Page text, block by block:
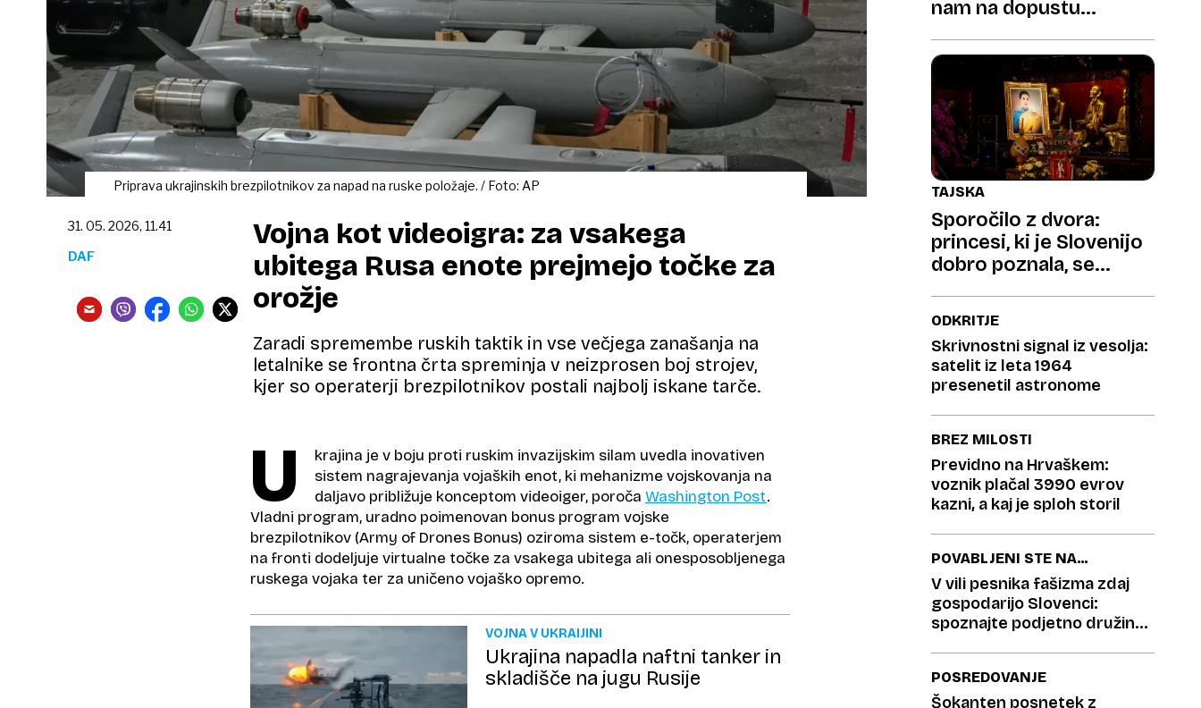
Priprava ukrajinskih brezpilotnikov za napad na ruske položaje. / Foto: AP
Vojna kot videoigra: za vsakega
ubitega Rusa enote prejmejo točke za
orožje
Zaradi spremembe ruskih taktik in vse večjega zanašanja na
letalnike se frontna črta spreminja v neizprosen boj strojev,
kjer so operaterji brezpilotnikov postali najbolj iskane tarče.
31. 05. 2026, 11.41
DAF
U
krajina je v boju proti ruskim invazijskim silam uvedla inovativen
sistem nagrajevanja vojaških enot, ki mehanizme vojskovanja na
daljavo približuje konceptom videoiger, poroča Washington Post.
Vladni program, uradno poimenovan bonus program vojske
brezpilotnikov (Army of Drones Bonus) oziroma sistem e-točk, operaterjem
na fronti dodeljuje virtualne točke za vsakega ubitega ali onesposobljenega
ruskega vojaka ter za uničeno vojaško opremo.
VOJNA V UKRAIJINI
Ukrajina napadla naftni tanker in
skladišče na jugu Rusije
nam na dopustu
TAJSKA
Sporočilo z dvora:
princesi, ki je Slovenijo
dobro poznala, se
ODKRITJE
Skrivnostni signal iz vesolja:
satelit iz leta 1964
presenetil astronome
BREZ MILOSTI
Previdno na Hrvaškem:
voznik plačal 3990 evrov
kazni, a kaj je sploh storil
POVABLJENI STE NA
KAVO
V vili pesnika fašizma zdaj
gospodarijo Slovenci:
spoznajte podjetno družino
POSREDOVANJE
Šokanten posnetek z